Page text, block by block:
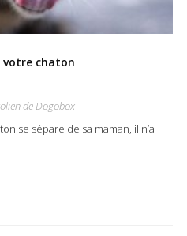
chaton
de Dogobox
se sépare de sa maman, il n’a